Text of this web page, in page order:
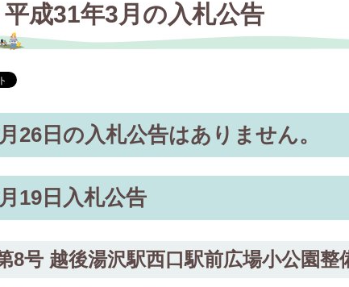
平成31年3月の入札公告
26日の入札公告はありません。
19日入札公告
8号 越後湯沢駅西口駅前広場小公園整